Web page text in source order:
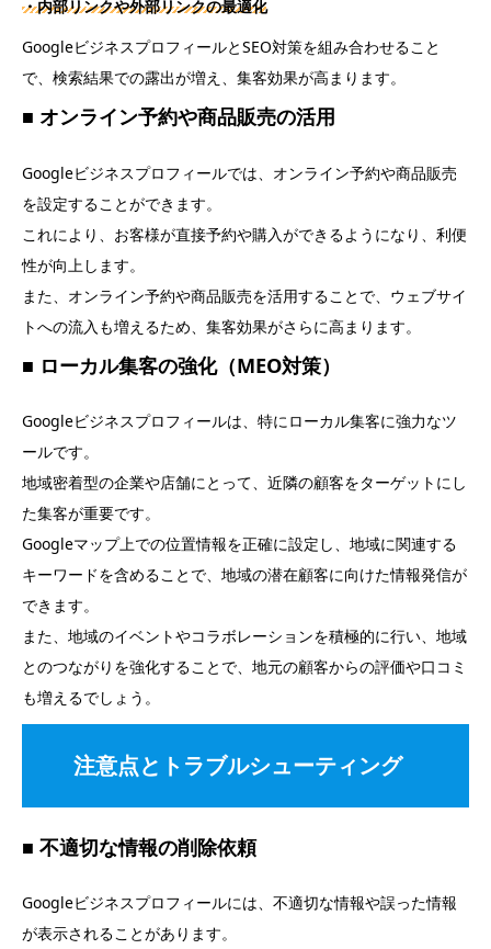
・内部リンクや外部リンクの最適化
GoogleビジネスプロフィールとSEO対策を組み合わせること
で、検索結果での露出が増え、集客効果が高まります。
■ オンライン予約や商品販売の活用
Googleビジネスプロフィールでは、オンライン予約や商品販売
を設定することができます。
これにより、お客様が直接予約や購入ができるようになり、利便
性が向上します。
また、オンライン予約や商品販売を活用することで、ウェブサイ
トへの流入も増えるため、集客効果がさらに高まります。
■ ローカル集客の強化（MEO対策）
Googleビジネスプロフィールは、特にローカル集客に強力なツ
ールです。
地域密着型の企業や店舗にとって、近隣の顧客をターゲットにし
た集客が重要です。
Googleマップ上での位置情報を正確に設定し、地域に関連する
キーワードを含めることで、地域の潜在顧客に向けた情報発信が
できます。
また、地域のイベントやコラボレーションを積極的に行い、地域
とのつながりを強化することで、地元の顧客からの評価や口コミ
も増えるでしょう。
注意点とトラブルシューティング
■ 不適切な情報の削除依頼
Googleビジネスプロフィールには、不適切な情報や誤った情報
が表示されることがあります。